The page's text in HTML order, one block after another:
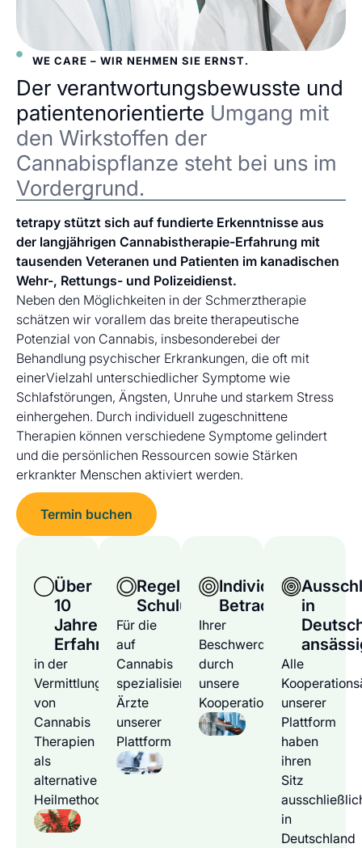
WE CARE – WIR NEHMEN SIE ERNST.
Der verantwortungsbewusste und
patientenorientierte Umgang mit
den Wirkstoffen der
Cannabispflanze steht bei uns im
Vordergrund.
tetrapy stützt sich auf fundierte Erkenntnisse aus
der langjährigen Cannabistherapie-Erfahrung mit
tausenden Veteranen und Patienten im kanadischen
Wehr-, Rettungs- und Polizeidienst.
Neben den Möglichkeiten in der Schmerztherapie
schätzen wir vorallem das breite therapeutische
Potenzial von Cannabis, insbesonderebei der
Behandlung psychischer Erkrankungen, die oft mit
einerVielzahl unterschiedlicher Symptome wie
Schlafstörungen, Ängsten, Unruhe und starkem Stress
einhergehen. Durch individuell zugeschnittene
Therapien können verschiedene Symptome gelindert
und die persönlichen Ressourcen sowie Stärken
erkrankter Menschen aktiviert werden.
Termin buchen
Über
10
Jahre
Erfahrung
in der
Vermittlung
von
Cannabis
Therapien
als
alternative
Heilmethode
Regelmäßige
Schulungen
Für die
auf
Cannabis
spezialisierten
Ärzte
unserer
Plattform
Individuelle
Betrachtung
Ihrer
Beschwerden
durch
unsere
Kooperationsärzte
in
Alle
unserer
Plattform
haben
ihren
Sitz
in
Deutschland